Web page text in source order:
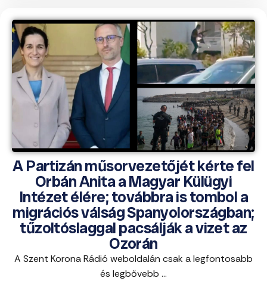
A Partizán műsorvezetőjét kérte fel
Orbán Anita a Magyar Külügyi
Intézet élére; továbbra is tombol a
migrációs válság Spanyolországban;
tűzoltóslaggal pacsálják a vizet az
Ozorán
A Szent Korona Rádió weboldalán csak a legfontosabb
és legbővebb ...